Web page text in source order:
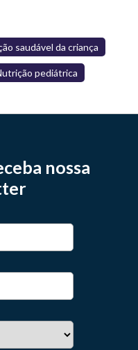
saudável da criança
pediátrica
nossa